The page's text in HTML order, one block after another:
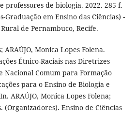
professores de biologia. 2022. 285 f.
Graduação em Ensino das Ciências) -
de Pernambuco, Recife.
ARAÚJO, Monica Lopes Folena.
Étnico-Raciais nas Diretrizes
Nacional Comum para Formação
para o Ensino de Biologia e
ARAÚJO, Monica Lopes Folena;
(Organizadores). Ensino de Ciências